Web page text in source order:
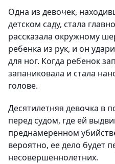
Одна из девочек,
детском саду, стала
рассказала окружному
ребенка из рук, и он
для ног. Когда ребенок
запаниковала и стала
голове.
Десятилетняя девочка в
перед судом, где ей
преднамеренном
вероятно, ее дело будет
несовершеннолетних.